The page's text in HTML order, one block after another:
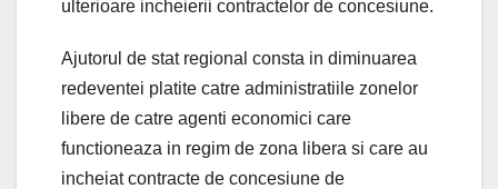
ulterioare incheierii contractelor de concesiune.
Ajutorul de stat regional consta in diminuarea
redeventei platite catre administratiile zonelor
libere de catre agenti economici care
functioneaza in regim de zona libera si care au
incheiat contracte de concesiune de